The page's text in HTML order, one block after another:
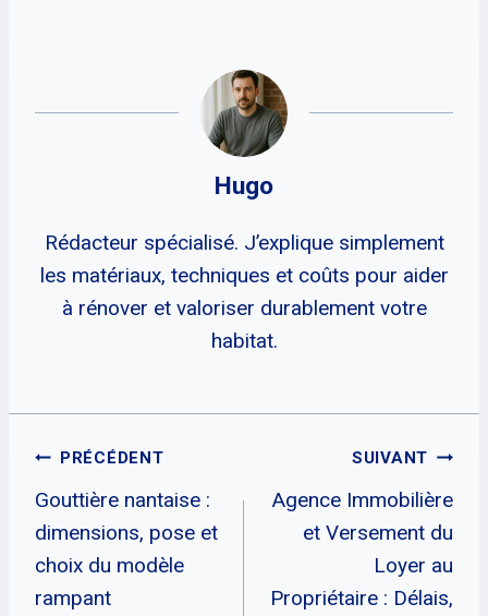
Hugo
Rédacteur spécialisé. J’explique simplement
les matériaux, techniques et coûts pour aider
à rénover et valoriser durablement votre
habitat.
Navigation
De
L’article
PRÉCÉDENT
Gouttière nantaise :
dimensions, pose et
choix du modèle
rampant
SUIVANT
Agence Immobilière
et Versement du
Loyer au
Propriétaire : Délais,